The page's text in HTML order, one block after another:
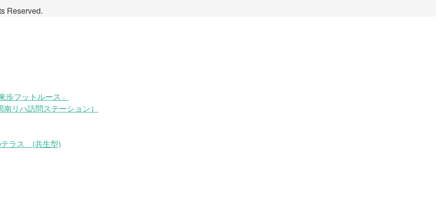
Reserved.
フットルース」
リハ訪問ステーション）
テラス (共生型)